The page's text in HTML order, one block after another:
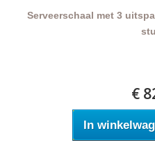
Serveerschaal met 3
€
In